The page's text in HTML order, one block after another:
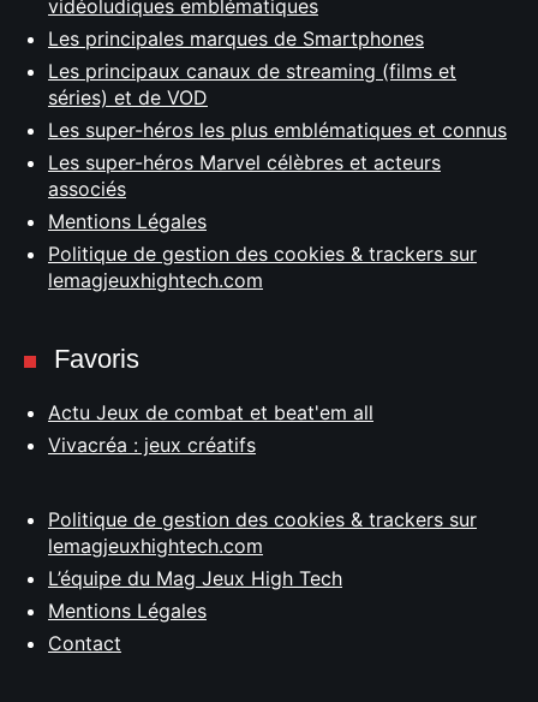
vidéoludiques emblématiques
Les principales marques de Smartphones
Les principaux canaux de streaming (films et
séries) et de VOD
Les super-héros les plus emblématiques et connus
Les super-héros Marvel célèbres et acteurs
associés
Mentions Légales
Politique de gestion des cookies & trackers sur
lemagjeuxhightech.com
Favoris
Actu Jeux de combat et beat'em all
Vivacréa : jeux créatifs
Politique de gestion des cookies & trackers sur
lemagjeuxhightech.com
L’équipe du Mag Jeux High Tech
Mentions Légales
Contact